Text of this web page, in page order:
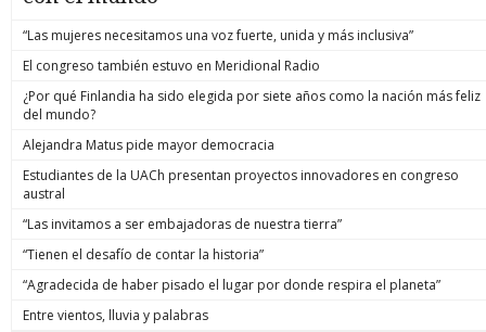
“Las mujeres necesitamos una voz fuerte, unida y más inclusiva”
El congreso también estuvo en Meridional Radio
¿Por qué Finlandia ha sido elegida por siete años como la nación más feliz
del mundo?
Alejandra Matus pide mayor democracia
Estudiantes de la UACh presentan proyectos innovadores en congreso
austral
“Las invitamos a ser embajadoras de nuestra tierra”
“Tienen el desafío de contar la historia”
“Agradecida de haber pisado el lugar por donde respira el planeta”
Entre vientos, lluvia y palabras